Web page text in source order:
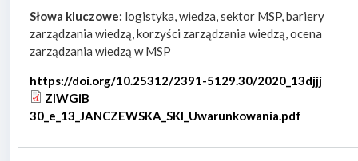
Słowa kluczowe: logistyka, wiedza, sektor MSP, bariery
zarządzania wiedzą, korzyści zarządzania wiedzą, ocena
zarządzania wiedzą w MSP
https://doi.org/10.25312/2391-5129.30/2020_13djjj
ZIWGiB
30_e_13_JANCZEWSKA_SKI_Uwarunkowania.pdf